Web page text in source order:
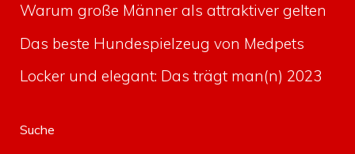
Warum große Männer als attraktiver gelten
Das beste Hundespielzeug von Medpets
Locker und elegant: Das trägt man(n) 2023
Suche